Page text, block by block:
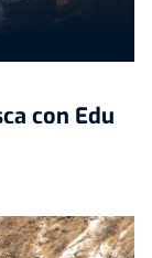
con Edu